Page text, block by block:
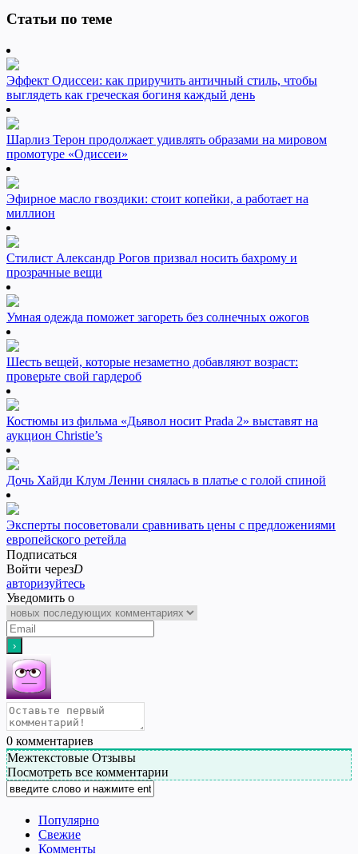
Статьи по теме
Эффект Одиссеи: как приручить античный стиль, чтобы
выглядеть как греческая богиня каждый день
Шарлиз Терон продолжает удивлять образами на мировом
промотуре «Одиссеи»
Эфирное масло гвоздики: стоит копейки, а работает на
миллион
Стилист Александр Рогов призвал носить бахрому и
прозрачные вещи
Умная одежда поможет загореть без солнечных ожогов
Шесть вещей, которые незаметно добавляют возраст:
проверьте свой гардероб
Костюмы из фильма «Дьявол носит Prada 2» выставят на
аукцион Christie’s
Дочь Хайди Клум Ленни снялась в платье с голой спиной
Эксперты посоветовали сравнивать цены с предложениями
европейского ретейла
Подписаться
Войти черезD
авторизуйтесь
Уведомить о
0 комментариев
Межтекстовые Отзывы
Посмотреть все комментарии
Популярно
Свежие
Комменты